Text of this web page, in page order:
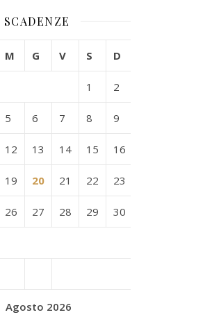
SCADENZE
Agosto 2026
M G V S D
1 2
5 6 7 8 9
12 13 14 15 16
19 20 21 22 23
26 27 28 29 30